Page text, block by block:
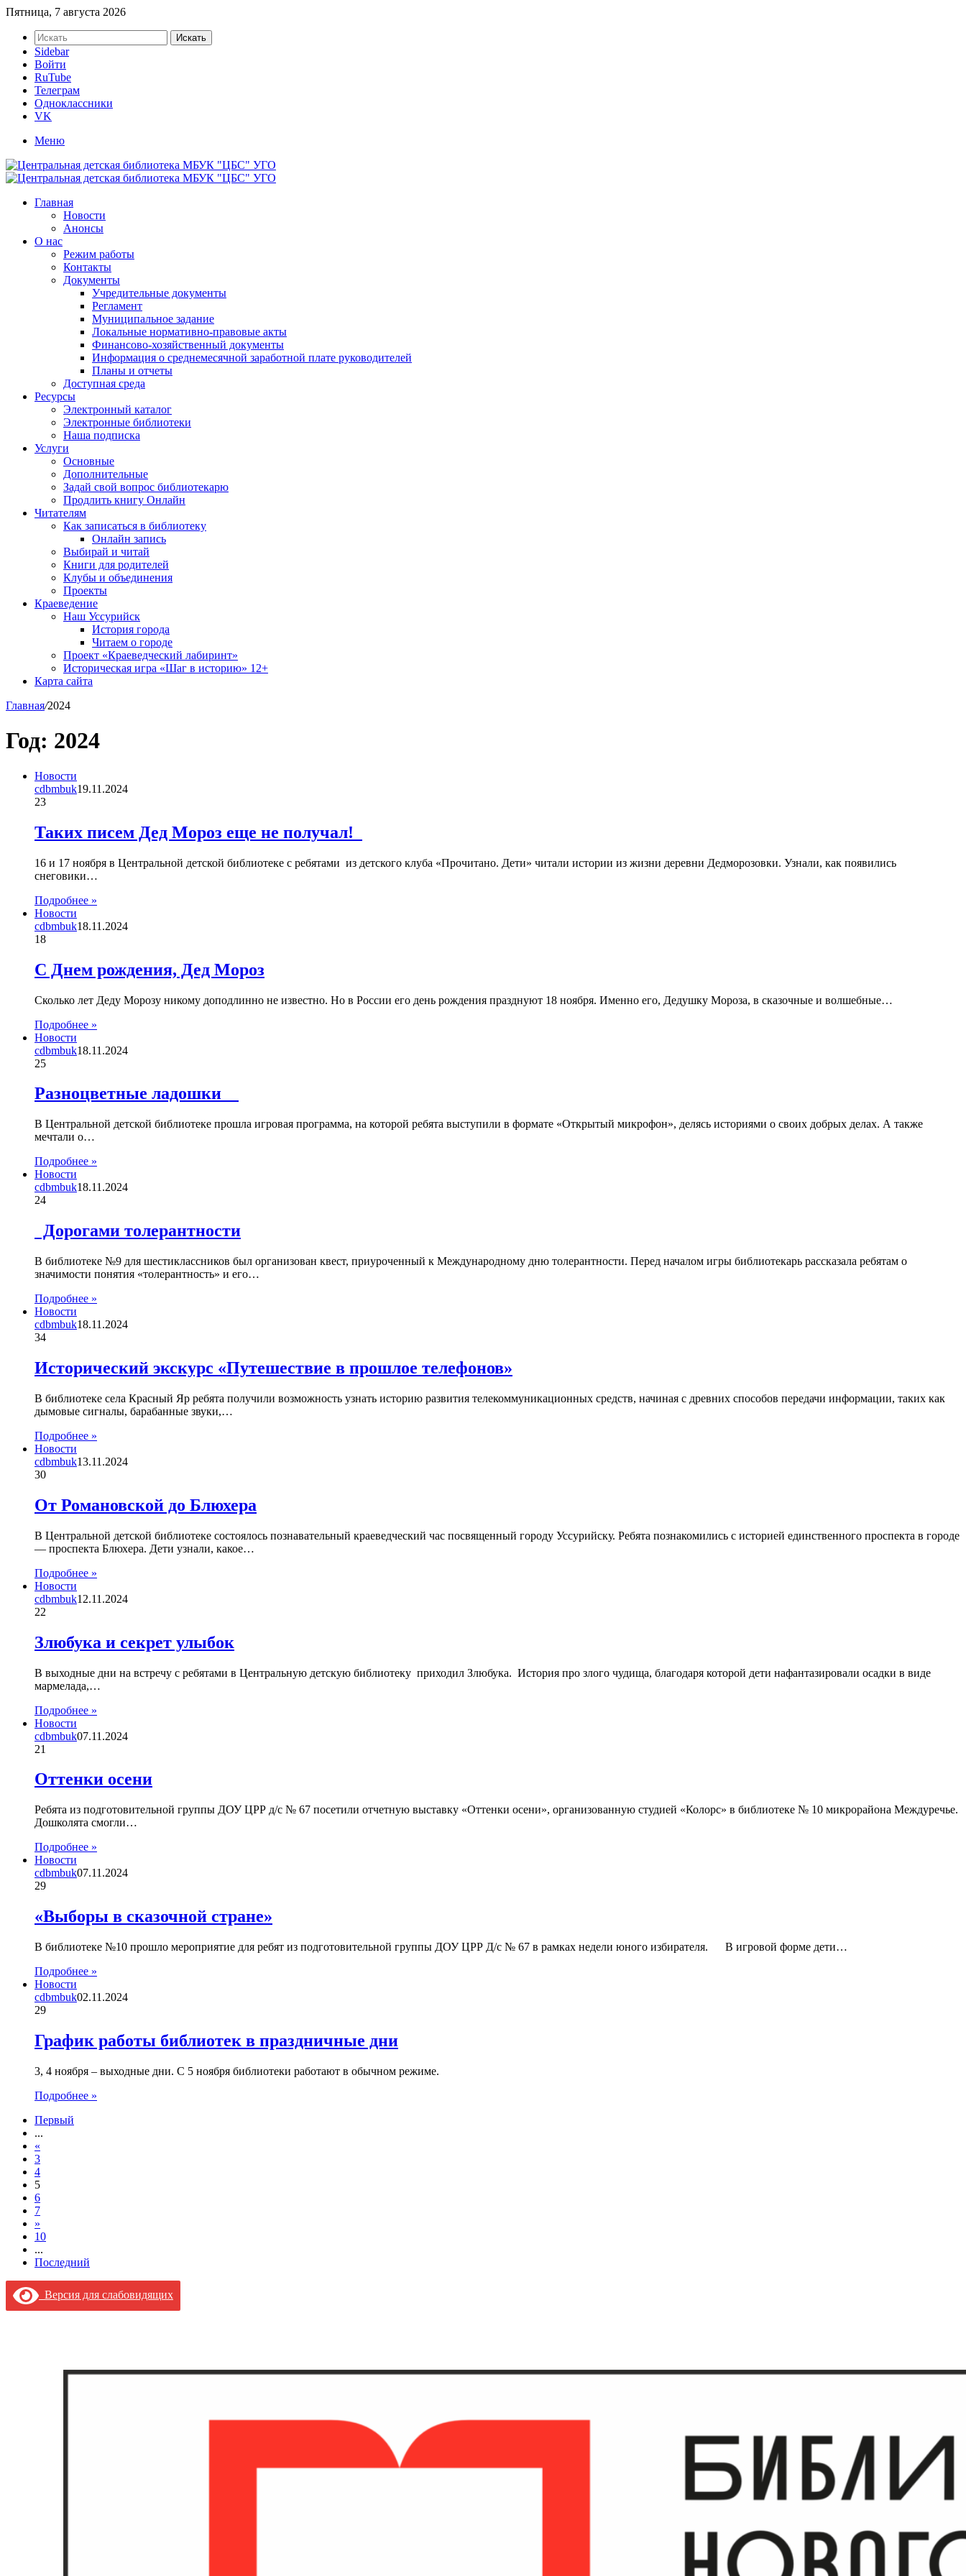
Пятница, 7 августа 2026
Искать
Sidebar
Войти
RuTube
Телеграм
Одноклассники
VK
Меню
Главная
Новости
Анонсы
О нас
Режим работы
Контакты
Документы
Учредительные документы
Регламент
Муниципальное задание
Локальные нормативно-правовые акты
Финансово-хозяйственный документы
Информация о среднемесячной заработной плате руководителей
Планы и отчеты
Доступная среда
Ресурсы
Электронный каталог
Электронные библиотеки
Наша подписка
Услуги
Основные
Дополнительные
Задай свой вопрос библиотекарю
Продлить книгу Онлайн
Читателям
Как записаться в библиотеку
Онлайн запись
Выбирай и читай
Книги для родителей
Клубы и объединения
Проекты
Краеведение
Наш Уссурийск
История города
Читаем о городе
Проект «Краеведческий лабиринт»
Историческая игра «Шаг в историю» 12+
Карта сайта
Главная/2024
Год: 2024
Новости
cdbmbuk19.11.2024
23
Таких писем Дед Мороз еще не получал!
16 и 17 ноября в Центральной детской библиотеке с ребятами из детского клуба «Прочитано. Дети» читали истории из жизни деревни Дедморозовки. Узнали, как появились
снеговики…
Подробнее »
Новости
cdbmbuk18.11.2024
18
С Днем рождения, Дед Мороз
Сколько лет Деду Морозу никому доподлинно не известно. Но в России его день рождения празднуют 18 ноября. Именно его, Дедушку Мороза, в сказочные и волшебные…
Подробнее »
Новости
cdbmbuk18.11.2024
25
Разноцветные ладошки
В Центральной детской библиотеке прошла игровая программа, на которой ребята выступили в формате «Открытый микрофон», делясь историями о своих добрых делах. А также
мечтали о…
Подробнее »
Новости
cdbmbuk18.11.2024
24
Дорогами толерантности
В библиотеке №9 для шестиклассников был организован квест, приуроченный к Международному дню толерантности. Перед началом игры библиотекарь рассказала ребятам о
значимости понятия «толерантность» и его…
Подробнее »
Новости
cdbmbuk18.11.2024
34
Исторический экскурс «Путешествие в прошлое телефонов»
В библиотеке села Красный Яр ребята получили возможность узнать историю развития телекоммуникационных средств, начиная с древних способов передачи информации, таких как
дымовые сигналы, барабанные звуки,…
Подробнее »
Новости
cdbmbuk13.11.2024
30
От Романовской до Блюхера
В Центральной детской библиотеке состоялось познавательный краеведческий час посвященный городу Уссурийску. Ребята познакомились с историей единственного проспекта в городе
— проспекта Блюхера. Дети узнали, какое…
Подробнее »
Новости
cdbmbuk12.11.2024
22
Злюбука и секрет улыбок
В выходные дни на встречу с ребятами в Центральную детскую библиотеку приходил Злюбука. История про злого чудища, благодаря которой дети нафантазировали осадки в виде
мармелада,…
Подробнее »
Новости
cdbmbuk07.11.2024
21
Оттенки осени
Ребята из подготовительной группы ДОУ ЦРР д/с № 67 посетили отчетную выставку «Оттенки осени», организованную студией «Колорс» в библиотеке № 10 микрорайона Междуречье.
Дошколята смогли…
Подробнее »
Новости
cdbmbuk07.11.2024
29
«Выборы в сказочной стране»
В библиотеке №10 прошло мероприятие для ребят из подготовительной группы ДОУ ЦРР Д/с № 67 в рамках недели юного избирателя. В игровой форме дети…
Подробнее »
Новости
cdbmbuk02.11.2024
29
График работы библиотек в праздничные дни
3, 4 ноября – выходные дни. С 5 ноября библиотеки работают в обычном режиме.
Подробнее »
Первый
...
«
3
4
5
6
7
»
10
...
Последний
Версия для слабовидящих